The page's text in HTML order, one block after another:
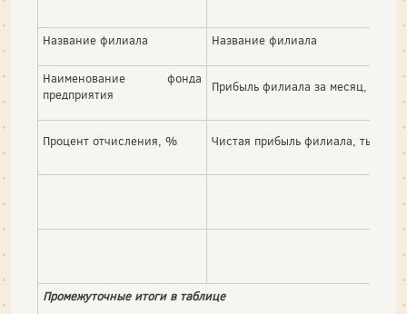
Название филиала Название филиала
Наименование фонда
предприятия
Прибыль филиала за месяц, тыс.
Процент отчисления, % Чистая прибыль филиала, тыс.
Промежуточные итоги в таблице